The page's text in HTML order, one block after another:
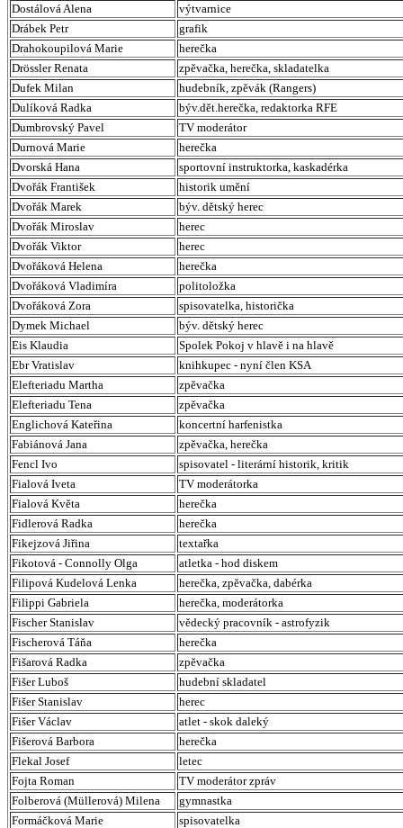
Dostálová Alena
výtvarnice
Drábek Petr
grafik
Drahokoupilová Marie
herečka
Drössler Renata
zpěvačka, herečka, skladatelka
Dufek Milan
hudebník, zpěvák (Rangers)
Dulíková Radka
býv.dět.herečka, redaktorka RFE
Dumbrovský Pavel
TV moderátor
Durnová Marie
herečka
Dvorská Hana
sportovní instruktorka, kaskadérka
Dvořák František
historik umění
Dvořák Marek
býv. dětský herec
Dvořák Miroslav
herec
Dvořák Viktor
herec
Dvořáková Helena
herečka
Dvořáková Vladimíra
politoložka
Dvořáková Zora
spisovatelka, historička
Dymek Michael
býv. dětský herec
Eis Klaudia
Spolek Pokoj v hlavě i na hlavě
Ebr Vratislav
knihkupec - nyní člen KSA
Elefteriadu Martha
zpěvačka
Elefteriadu Tena
zpěvačka
Englichová Kateřina
koncertní harfenistka
Fabiánová Jana
zpěvačka, herečka
Fencl Ivo
spisovatel - literární historik, kritik
Fialová Iveta
TV moderátorka
Fialová Květa
herečka
Fidlerová Radka
herečka
Fikejzová Jiřina
textařka
Fikotová - Connolly Olga
atletka - hod diskem
Filipová Kudelová Lenka
herečka, zpěvačka, dabérka
Filippi Gabriela
herečka, moderátorka
Fischer Stanislav
vědecký pracovník - astrofyzik
Fischerová Táňa
herečka
Fišarová Radka
zpěvačka
Fišer Luboš
hudební skladatel
Fišer Stanislav
herec
Fišer Václav
atlet - skok daleký
Fišerová Barbora
herečka
Flekal Josef
letec
Fojta Roman
TV moderátor zpráv
Folberová (Müllerová) Milena
gymnastka
Formáčková Marie
spisovatelka